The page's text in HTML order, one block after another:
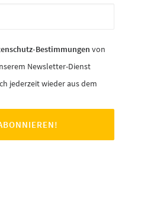
Bestimmungen von
Newsletter-Dienst
jederzeit wieder aus dem